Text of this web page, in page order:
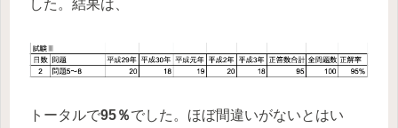
した。結果は、
トータルで95％でした。ほぼ間違いがないとはい